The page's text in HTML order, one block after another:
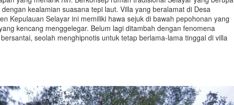
kealamian suasana tepi laut. Villa yang beralamat di Desa
Kepulauan Selayar ini memiliki hawa sejuk di bawah pepohonan yang
kencang menggelegar. Belum lagi ditambah dengan fenomena
seolah menghipnotis untuk tetap berlama-lama tinggal di villa